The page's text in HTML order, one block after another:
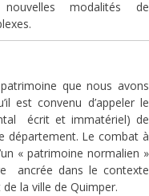
modalités de
que nous avons
est convenu d’appeler le
écrit et immatériel) de
département. Le combat à
« patrimoine normalien »
ancrée dans le contexte
la ville de Quimper.